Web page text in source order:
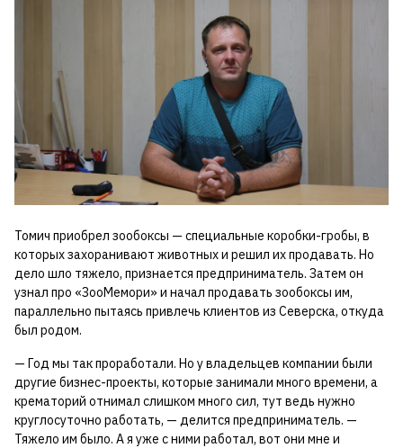
Томич приобрел зообоксы — специальные коробки-гробы, в
которых захоранивают животных и решил их продавать. Но
дело шло тяжело, признается предприниматель. Затем он
узнал про «ЗооМемори» и начал продавать зообоксы им,
параллельно пытаясь привлечь клиентов из Северска, откуда
был родом.
— Год мы так проработали. Но у владельцев компании были
другие бизнес-проекты, которые занимали много времени, а
крематорий отнимал слишком много сил, тут ведь нужно
круглосуточно работать, — делится предприниматель. —
Тяжело им было. А я уже с ними работал, вот они мне и